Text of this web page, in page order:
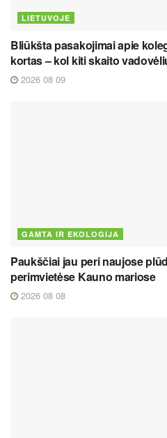
LIETUVOJE
Bliūkšta pasakojimai apie
kortas – kol kiti skaito
2026 08 09
GAMTA IR EKOLOGIJA
Paukščiai jau peri naujose
perimvietėse Kauno mariose
2026 08 08